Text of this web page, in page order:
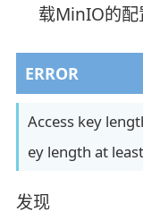
载MinIO的配
ERROR
Access key
ey length at
发现